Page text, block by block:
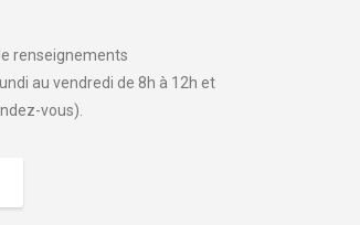
renseignements
au vendredi de 8h à 12h et
vous).